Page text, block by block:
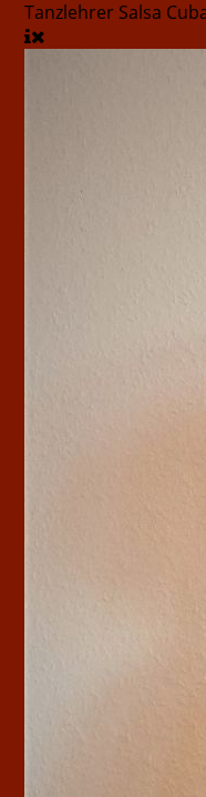
Tanzlehrer Salsa